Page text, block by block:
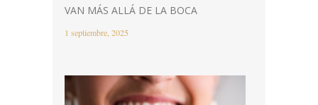
VAN MÁS ALLÁ DE LA BOCA
1 septiembre, 2025